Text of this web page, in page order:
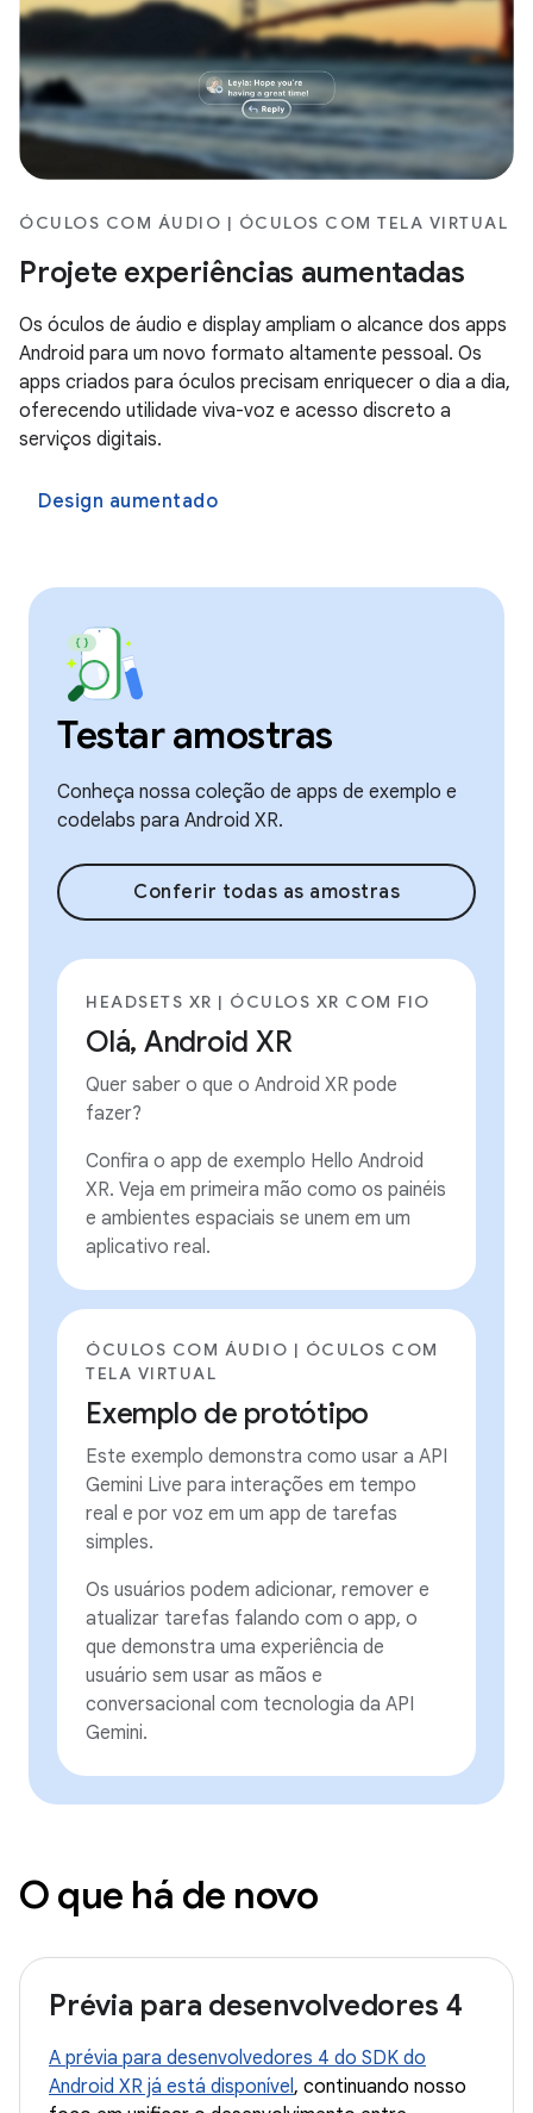
ÓCULOS COM ÁUDIO | ÓCULOS COM TELA VIRTUAL
Projete experiências aumentadas
Os óculos de áudio e display ampliam o alcance dos apps
Android para um novo formato altamente pessoal. Os
apps criados para óculos precisam enriquecer o dia a dia,
oferecendo utilidade viva-voz e acesso discreto a
serviços digitais.
Design aumentado
Testar amostras
Conheça nossa coleção de apps de exemplo e
codelabs para Android XR.
Conferir todas as amostras
HEADSETS XR | ÓCULOS XR COM FIO
Olá, Android XR
Quer saber o que o Android XR pode
fazer?
Confira o app de exemplo Hello Android
XR. Veja em primeira mão como os painéis
e ambientes espaciais se unem em um
aplicativo real.
ÓCULOS COM ÁUDIO | ÓCULOS COM
TELA VIRTUAL
Exemplo de protótipo
Este exemplo demonstra como usar a API
Gemini Live para interações em tempo
real e por voz em um app de tarefas
simples.
Os usuários podem adicionar, remover e
atualizar tarefas falando com o app, o
que demonstra uma experiência de
usuário sem usar as mãos e
conversacional com tecnologia da API
Gemini.
O que há de novo
Prévia para desenvolvedores 4
A prévia para desenvolvedores 4 do SDK do
Android XR já está disponível , continuando nosso